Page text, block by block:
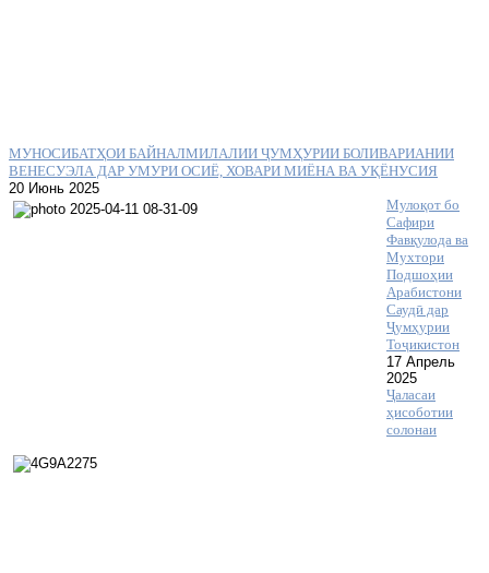
МУНОСИБАТҲОИ БАЙНАЛМИЛАЛИИ ҶУМҲУРИИ БОЛИВАРИАНИИ
ВЕНЕСУЭЛА ДАР УМУРИ ОСИЁ, ХОВАРИ МИЁНА ВА УҚЁНУСИЯ
20 Июнь 2025
Мулоқот бо
Сафири
Фавқулода ва
Мухтори
Подшоҳии
Арабистони
Саудӣ дар
Ҷумҳурии
Тоҷикистон
17 Апрель
2025
Ҷаласаи
ҳисоботии
солонаи